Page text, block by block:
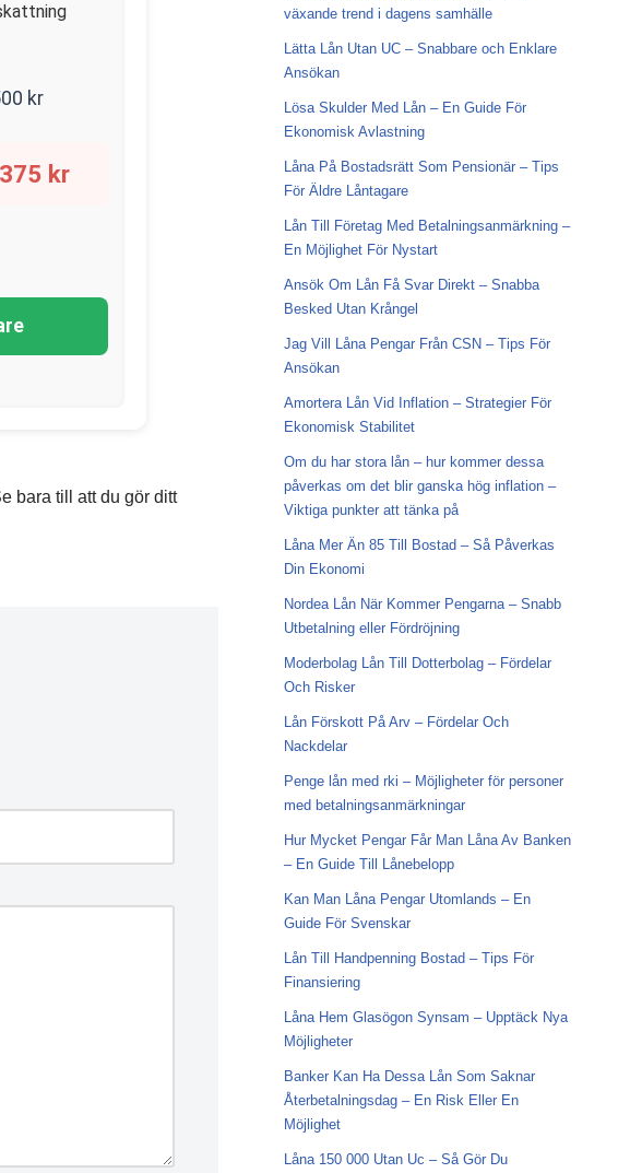
kr
kr
bara till att du gör ditt
växande trend i dagens samhälle
Lätta Lån Utan UC – Snabbare och Enklare
Ansökan
Lösa Skulder Med Lån – En Guide För
Ekonomisk Avlastning
Låna På Bostadsrätt Som Pensionär – Tips
För Äldre Låntagare
Lån Till Företag Med Betalningsanmärkning –
En Möjlighet För Nystart
Ansök Om Lån Få Svar Direkt – Snabba
Besked Utan Krångel
Jag Vill Låna Pengar Från CSN – Tips För
Ansökan
Amortera Lån Vid Inflation – Strategier För
Ekonomisk Stabilitet
Om du har stora lån – hur kommer dessa
påverkas om det blir ganska hög inflation –
Viktiga punkter att tänka på
Låna Mer Än 85 Till Bostad – Så Påverkas
Din Ekonomi
Nordea Lån När Kommer Pengarna – Snabb
Utbetalning eller Fördröjning
Moderbolag Lån Till Dotterbolag – Fördelar
Och Risker
Lån Förskott På Arv – Fördelar Och
Nackdelar
Penge lån med rki – Möjligheter för personer
med betalningsanmärkningar
Hur Mycket Pengar Får Man Låna Av Banken
– En Guide Till Lånebelopp
Kan Man Låna Pengar Utomlands – En
Guide För Svenskar
Lån Till Handpenning Bostad – Tips För
Finansiering
Låna Hem Glasögon Synsam – Upptäck Nya
Möjligheter
Banker Kan Ha Dessa Lån Som Saknar
Återbetalningsdag – En Risk Eller En
Möjlighet
Låna 150 000 Utan Uc – Så Gör Du